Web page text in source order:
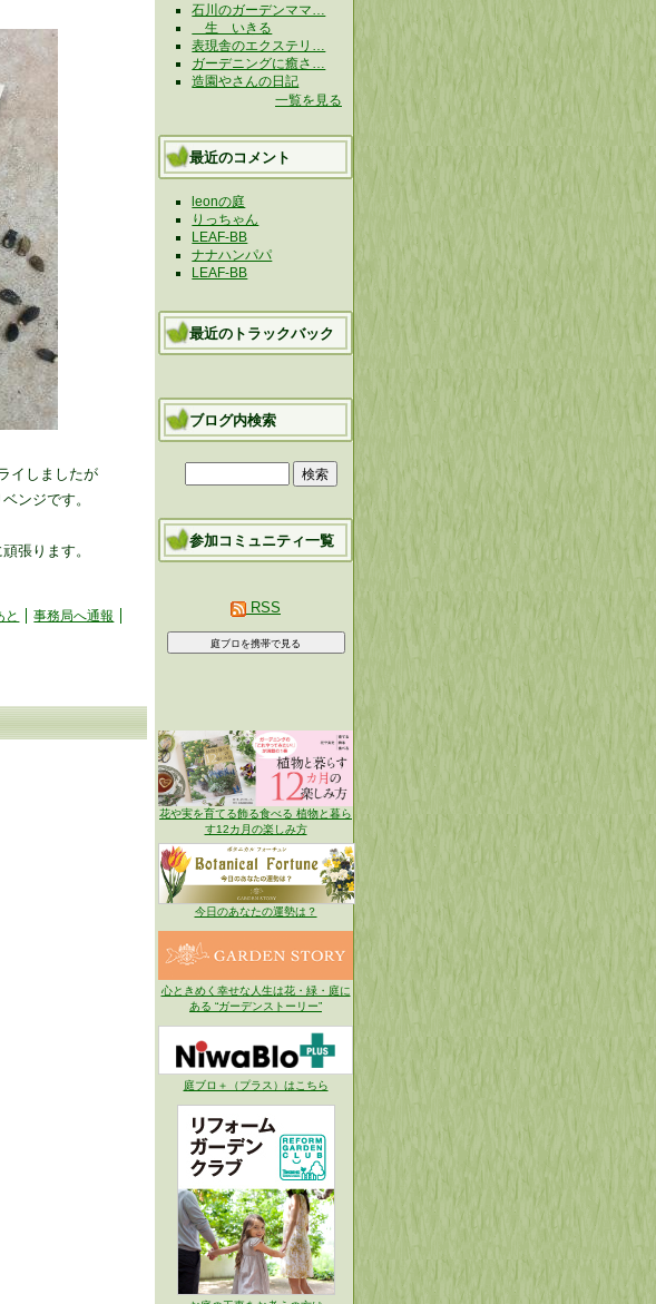
イしましたが
ンジです。
張ります。
と 事務局へ通報
石川のガーデンママ…
生 いきる
表現舎のエクステリ…
ガーデニングに癒さ…
造園やさんの日記
一覧を見る
最近のコメント
leonの庭
りっちゃん
LEAF-BB
ナナハンパパ
LEAF-BB
最近のトラックバック
ブログ内検索
参加コミュニティ一覧
RSS
花や実を育てる飾る食べる 植物と暮ら
す12カ月の楽しみ方
今日のあなたの運勢は？
心ときめく幸せな人生は花・緑・庭に
ある “ガーデンストーリー”
庭ブロ＋（プラス）はこちら